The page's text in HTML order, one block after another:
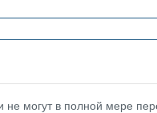
могут в полной мере